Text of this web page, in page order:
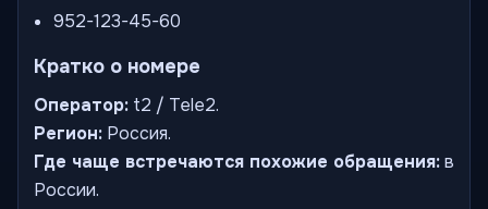
952-123-45-60
Кратко о номере
Оператор: t2 / Tele2.
Регион: Россия.
Где чаще встречаются похожие обращения:в
России.